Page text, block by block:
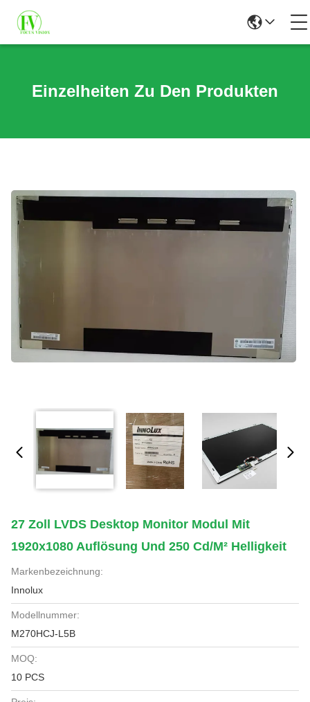
Einzelheiten Zu Den Produkten
27 Zoll LVDS Desktop Monitor Modul Mit
1920x1080 Auflösung Und 250 Cd/m² Helligkeit
Markenbezeichnung:
Innolux
Modellnummer:
M270HCJ-L5B
MOQ:
10 PCS